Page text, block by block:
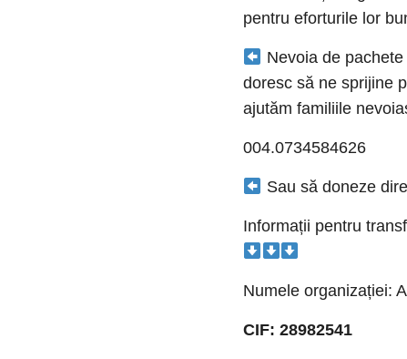
pentru eforturile lor
Nevoia de
doresc să ne sprijine
ajutăm familiile
004.0734584626
Sau să doneze
Informații pentru
Numele organizației:
CIF: 28982541